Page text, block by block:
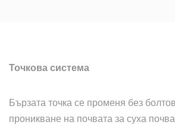
Точкова система
Бързата точка се променя без
проникване на почвата за суха